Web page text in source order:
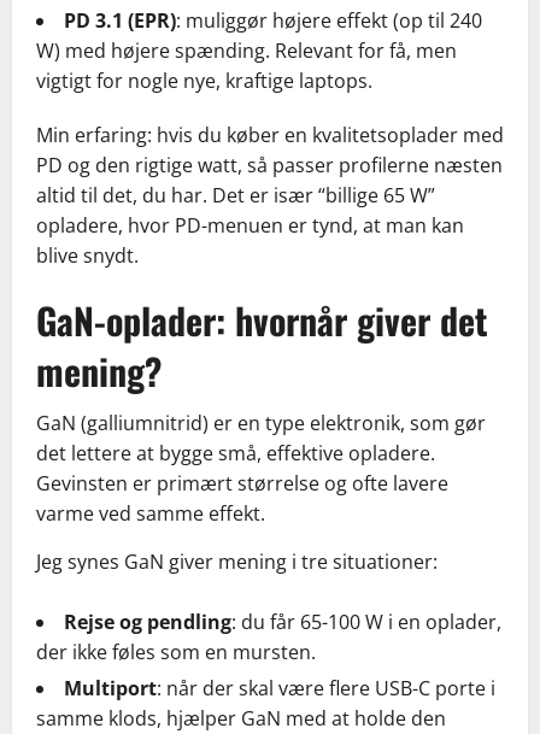
PD 3.1 (EPR): muliggør højere effekt (op til 240
W) med højere spænding. Relevant for få, men
vigtigt for nogle nye, kraftige laptops.
Min erfaring: hvis du køber en kvalitetsoplader med
PD og den rigtige watt, så passer profilerne næsten
altid til det, du har. Det er især “billige 65 W”
opladere, hvor PD-menuen er tynd, at man kan
blive snydt.
GaN-oplader: hvornår giver det
mening?
GaN (galliumnitrid) er en type elektronik, som gør
det lettere at bygge små, effektive opladere.
Gevinsten er primært størrelse og ofte lavere
varme ved samme effekt.
Jeg synes GaN giver mening i tre situationer:
Rejse og pendling: du får 65-100 W i en oplader,
der ikke føles som en mursten.
Multiport: når der skal være flere USB-C porte i
samme klods, hjælper GaN med at holde den